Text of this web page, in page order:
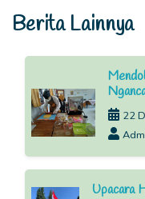
Berita Lainnya
22
Upacara